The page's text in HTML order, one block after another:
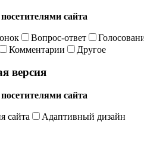
сайта
Вопрос-ответ
Комментарии Другое
версия
сайта
сайта Адаптивный дизайн